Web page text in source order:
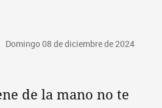
Domingo 08 de diciembre de 2024
de la mano no te